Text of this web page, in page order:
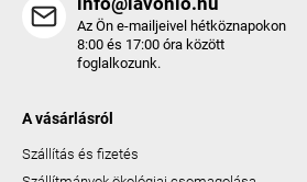
Az Ön e-mailjeivel hétköznapokon
8:00 és 17:00 óra között
foglalkozunk.
A vásárlásról
Szállítás és fizetés